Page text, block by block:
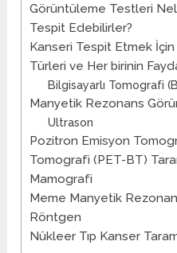
Görüntüleme Testleri
Tespit Edebilirler?
Kanseri Tespit Etmek
Türleri ve Her birinin
Bilgisayarlı Tomografi
Manyetik Rezonans
Ultrason
Pozitron Emisyon
Tomografi (PET-BT)
Mamografi
Meme Manyetik
Röntgen
Nükleer Tıp Kanser